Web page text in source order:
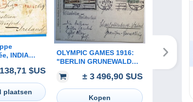
INDIA
C.Wexford,
$US
plaatsen
OLYMPIC GAMES 1916:
"BERLIN GRUNEWALD
1913" RR !(PP Ganzsache
sport Deutsches Reich
Sonderstempel
± 3 496,90 $US
Kopen